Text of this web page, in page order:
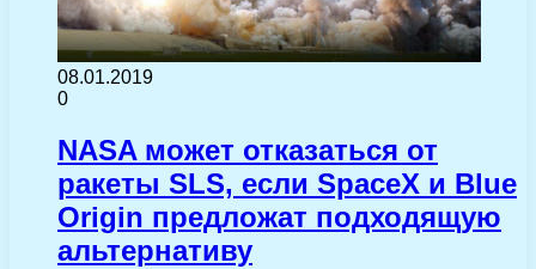
08.01.2019
0
NASA может отказаться от
ракеты SLS, если SpaceX и Blue
Origin предложат подходящую
альтернативу